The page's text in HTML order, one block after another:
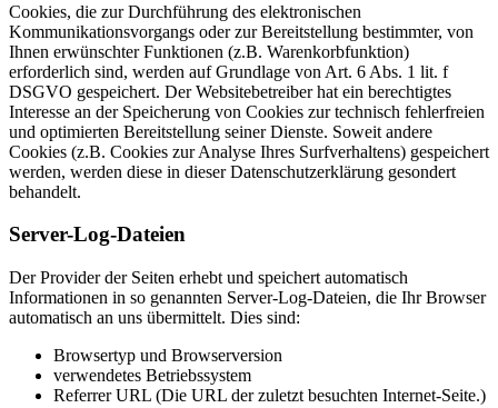
Cookies, die zur Durchführung des elektronischen
Kommunikationsvorgangs oder zur Bereitstellung bestimmter, von
Ihnen erwünschter Funktionen (z.B. Warenkorbfunktion)
erforderlich sind, werden auf Grundlage von Art. 6 Abs. 1 lit. f
DSGVO gespeichert. Der Websitebetreiber hat ein berechtigtes
Interesse an der Speicherung von Cookies zur technisch fehlerfreien
und optimierten Bereitstellung seiner Dienste. Soweit andere
Cookies (z.B. Cookies zur Analyse Ihres Surfverhaltens) gespeichert
werden, werden diese in dieser Datenschutzerklärung gesondert
behandelt.
Server-Log-Dateien
Der Provider der Seiten erhebt und speichert automatisch
Informationen in so genannten Server-Log-Dateien, die Ihr Browser
automatisch an uns übermittelt. Dies sind:
Browsertyp und Browserversion
verwendetes Betriebssystem
Referrer URL (Die URL der zuletzt besuchten Internet-Seite.)